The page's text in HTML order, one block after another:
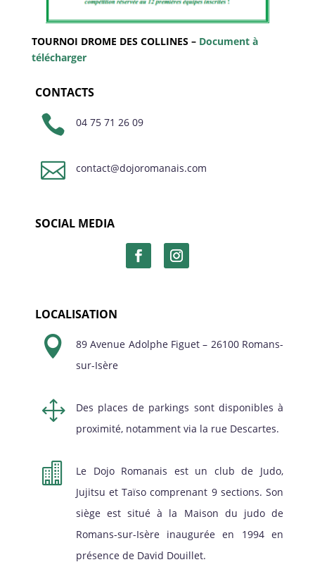
TOURNOI DROME DES COLLINES –Document à
télécharger
CONTACTS
 04 75 71 26 09
 contact@dojoromanais.com
SOCIAL MEDIA
LOCALISATION

89 Avenue Adolphe Figuet – 26100 Romans-
sur-Isère
1
Des places de parkings sont disponibles à
proximité, notamment via la rue Descartes.

Le Dojo Romanais est un club de Judo,
Jujitsu et Taïso comprenant 9 sections. Son
siège est situé à la Maison du judo de
Romans-sur-Isère inaugurée en 1994 en
présence de David Douillet.